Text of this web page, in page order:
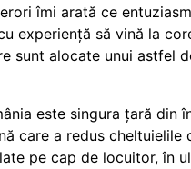
îmi arată ce
experiență să vină la
sunt alocate unui astfel
este singura țară din
care a redus cheltuielile
pe cap de locuitor, în